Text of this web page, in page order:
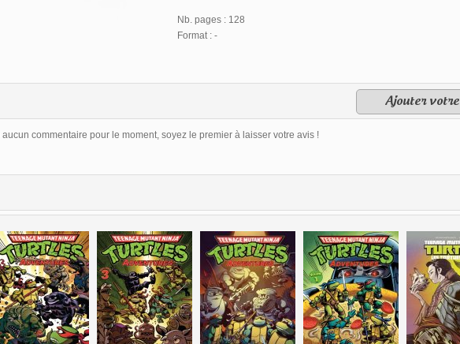
Nb. pages : 128
Format : -
Ajouter
aucun commentaire pour le moment, soyez le premier à laisser votre avis !